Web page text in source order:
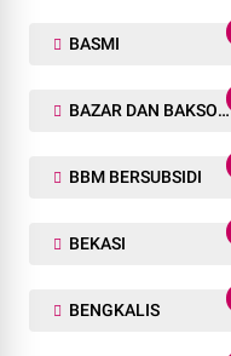
BASMI
BAZAR DAN BAKSOS RAMADHAN
BBM BERSUBSIDI
BEKASI
BENGKALIS